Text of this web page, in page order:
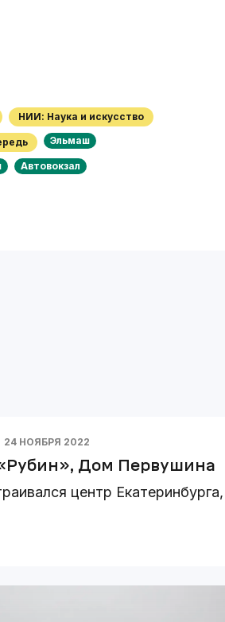
НИИ: Наука и искусство
Эльмаш
Автовокзал
24 НОЯБРЯ 2022
Дом Первушина
центр Екатеринбурга,